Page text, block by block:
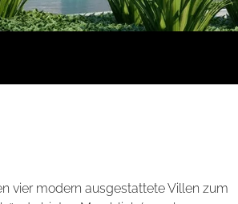
vier modern ausgestattete Villen zum